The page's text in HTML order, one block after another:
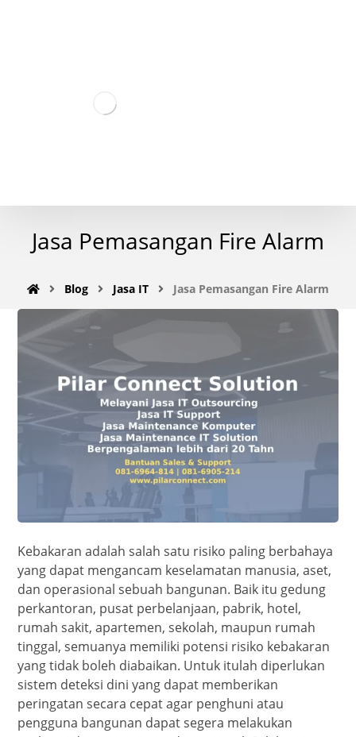
Jasa Pemasangan Fire Alarm
Blog Jasa IT Jasa Pemasangan Fire Alarm
Kebakaran adalah salah satu risiko paling berbahaya
yang dapat mengancam keselamatan manusia, aset,
dan operasional sebuah bangunan. Baik itu gedung
perkantoran, pusat perbelanjaan, pabrik, hotel,
rumah sakit, apartemen, sekolah, maupun rumah
tinggal, semuanya memiliki potensi risiko kebakaran
yang tidak boleh diabaikan. Untuk itulah diperlukan
sistem deteksi dini yang dapat memberikan
peringatan secara cepat agar penghuni atau
pengguna bangunan dapat segera melakukan